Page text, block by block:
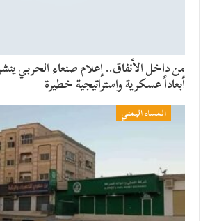
من داخل الأنفاق.. إعلام صنعاء الحربي
أبعاداً عسكرية واستراتيجية خطيرة
المساء اليمني